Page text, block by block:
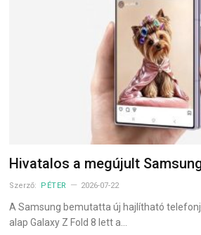
Hivatalos a megújult
Szerző: PÉTER 2026-07-22
A Samsung bemutatta új hajlítható
alap Galaxy Z Fold 8 lett a…